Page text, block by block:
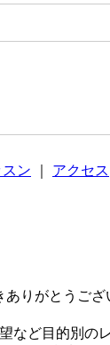
ン アクセス
りがとうござ
ど目的別の